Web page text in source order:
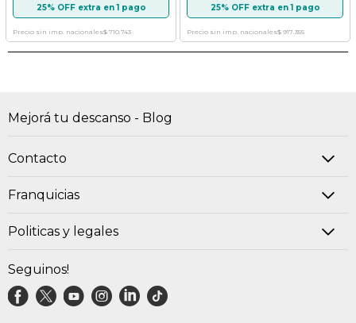
25% OFF extra en 1 pago
Precio sin imp. nacionales$ 710.743
25% OFF extra en 1 pago
Precio sin imp. nacionales$ 917.355
Mejorá tu descanso - Blog
Contacto
Franquicias
Politicas y legales
Seguinos!